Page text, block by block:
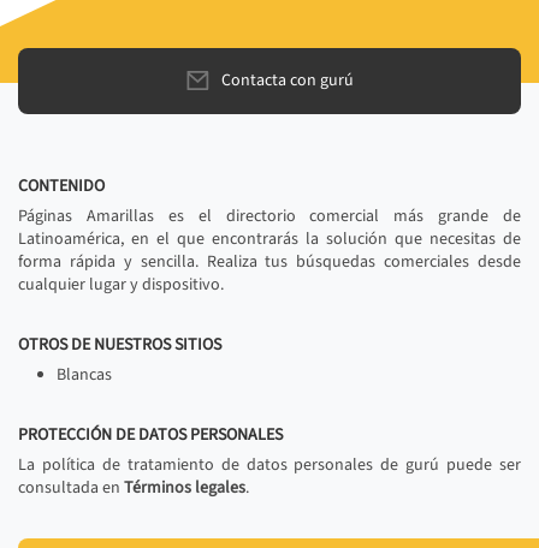
Contacta con gurú
CONTENIDO
Páginas Amarillas es el directorio comercial más grande de
Latinoamérica, en el que encontrarás la solución que necesitas de
forma rápida y sencilla. Realiza tus búsquedas comerciales desde
cualquier lugar y dispositivo.
OTROS DE NUESTROS SITIOS
Blancas
PROTECCIÓN DE DATOS PERSONALES
La política de tratamiento de datos personales de gurú puede ser
consultada en Términos legales.